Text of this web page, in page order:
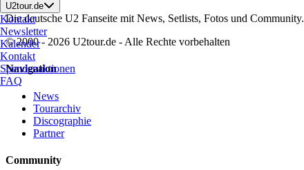
U2tour.de
Kontakt
Newsletter
Kalender
Kontakt
Spendenaktionen
FAQ
Die deutsche U2 Fanseite mit News, Setlists, Fotos und Community.
© 2000 - 2026 U2tour.de - Alle Rechte vorbehalten
Navigation
News
Tourarchiv
Discographie
Partner
Community